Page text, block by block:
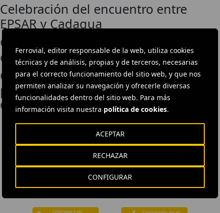
Ferrovial, editor responsable de la web, utiliza cookies
técnicas y de análisis, propias y de terceros, necesarias
para el correcto funcionamiento del sitio web, y que nos
permiten analizar su navegación y ofrecerle diversas
funcionalidades dentro del sitio web. Para más
información visita nuestra política de cookies.
CONFIGURAR
RECHAZAR
ACEPTAR
Celebración del encuentro entre
EPSAR y Cadagua
Cadagua se adjudica dos nuevas
obras en el País Vasco
Cadagua construirá la EDARI del
polígono industrial de Granadilla,
Canarias
DESCÁRGATE NUESTRA APP
La aplicación de Ferrovial proporciona acceso inmediato a toda la